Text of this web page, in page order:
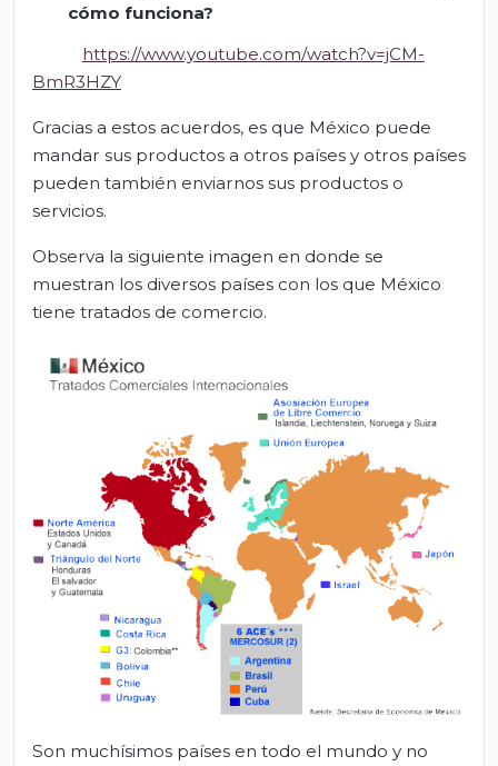
cómo funciona?
https://www.youtube.com/watch?v=jCM-
BmR3HZY
Gracias a estos acuerdos, es que México puede
mandar sus productos a otros países y otros países
pueden también enviarnos sus productos o
servicios.
Observa la siguiente imagen en donde se
muestran los diversos países con los que México
tiene tratados de comercio.
Son muchísimos países en todo el mundo y no